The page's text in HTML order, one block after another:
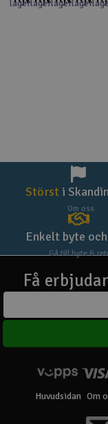
lagerlagerlagerlager
Störst i
Om oss
Enkelt byte
Gå till byte &
Få
Huvudsidan Om